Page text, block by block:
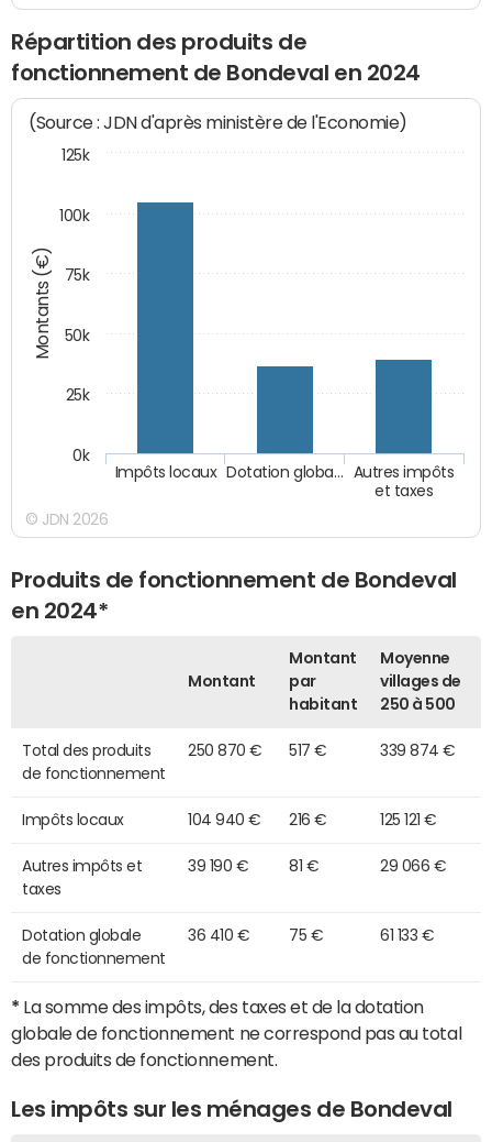
Répartition des produits de
fonctionnement de Bondeval en 2024
Montants (€)
(Source : JDN d'après ministère de l'Economie)
Autres impôts
et taxes
Dotation globa…
Impôts locaux
0k
25k
50k
75k
100k
125k
© JDN 2026
Produits de fonctionnement de Bondeval
en 2024*
Montant
Montant
par
habitant
Moyenne
villages de
250 à 500
Total des produits
de fonctionnement
250 870 € 517 € 339 874 €
Impôts locaux 104 940 € 216 € 125 121 €
Autres impôts et
taxes
39 190 € 81 € 29 066 €
Dotation globale
de fonctionnement
36 410 € 75 € 61 133 €
* La somme des impôts, des taxes et de la dotation
globale de fonctionnement ne correspond pas au total
des produits de fonctionnement.
Les impôts sur les ménages de Bondeval